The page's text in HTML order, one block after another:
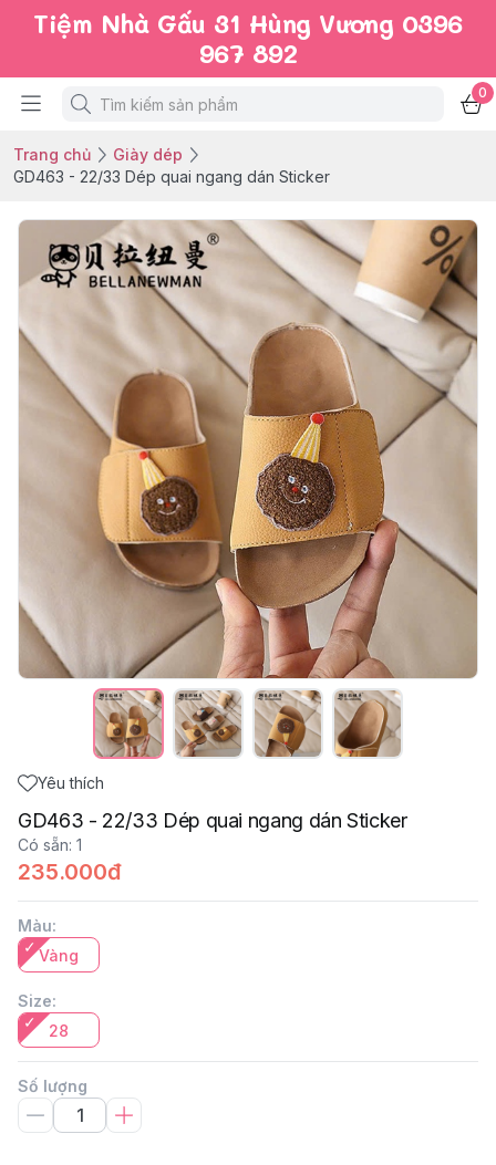
Tiệm Nhà Gấu 31 Hùng Vương 0396
967 892
0
Trang chủ
Giày dép
GD463 - 22/33 Dép quai ngang dán Sticker
Yêu thích
GD463 - 22/33 Dép quai ngang dán Sticker
Có sẵn: 1
235.000đ
Màu:
Vàng
Size:
28
Số lượng